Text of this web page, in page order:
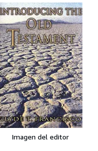
Imagen del editor